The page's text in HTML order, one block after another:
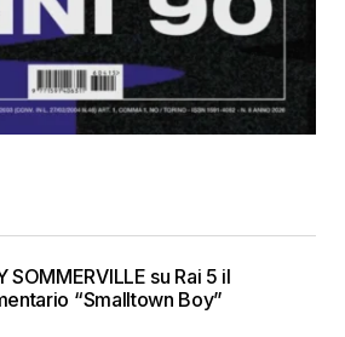
SOMMERVILLE su Rai 5 il
“Smalltown Boy”